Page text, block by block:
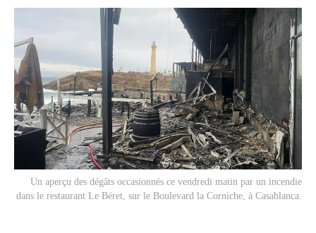
Un aperçu des dégâts occasionnés ce vendredi matin par un incendie
dans le restaurant Le Béret, sur le Boulevard la Corniche, à Casablanca.